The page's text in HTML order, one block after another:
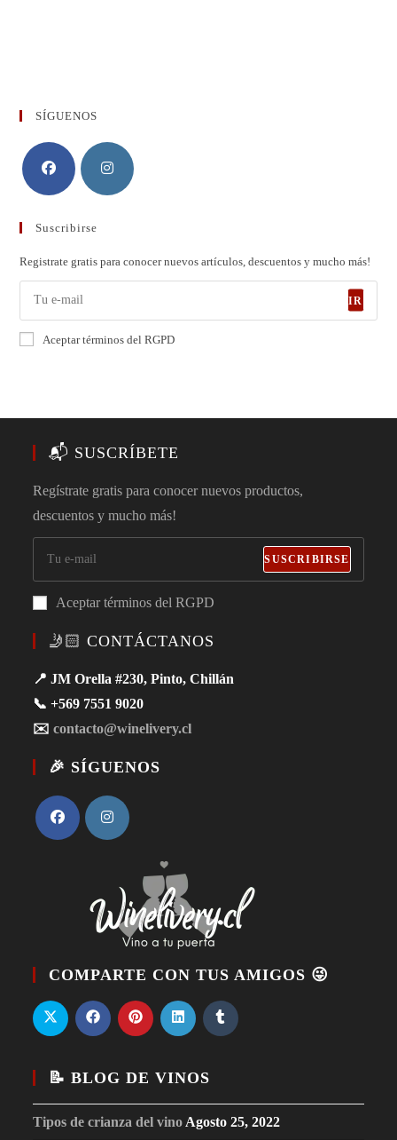
SÍGUENOS
Suscribirse
Registrate gratis para conocer nuevos artículos, descuentos y mucho más!
IR
Aceptar términos del RGPD
📬 SUSCRÍBETE
Regístrate gratis para conocer nuevos productos,
descuentos y mucho más!
SUSCRIBIRSE
Aceptar términos del RGPD
🤳🏻 CONTÁCTANOS
📍 JM Orella #230, Pinto, Chillán
📞 +569 7551 9020
✉️contacto@winelivery.cl
🎉 SÍGUENOS
COMPARTE CON TUS AMIGOS 😜
📝 BLOG DE VINOS
Tipos de crianza del vino Agosto 25, 2022